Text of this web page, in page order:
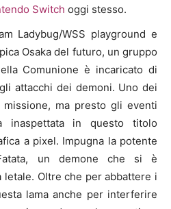
Switch oggi stesso.
Ladybug/WSS playground e
Osaka del futuro, un gruppo
Comunione è incaricato di
attacchi dei demoni. Uno dei
ma presto gli eventi
inaspettata in questo titolo
a pixel. Impugna la potente
un demone che si è
letale. Oltre che per abbattere i
lama anche per interferire